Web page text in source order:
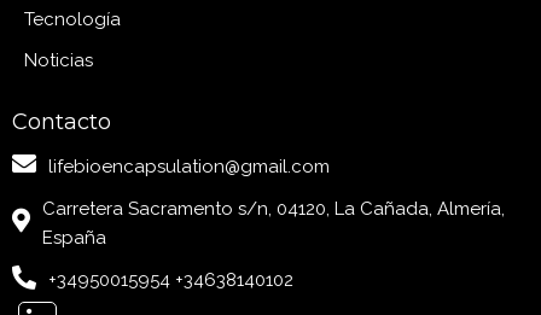
Tecnología
Noticias
Contacto
lifebioencapsulation@gmail.com
Carretera Sacramento s/n, 04120, La Cañada, Almería,
España
+34950015954 +34638140102